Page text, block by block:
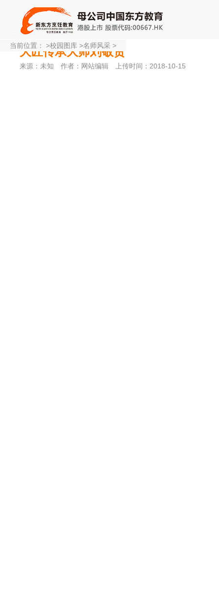
大匠传承大师刘敬贤
来源：未知 作者：网站编辑 上传时间：2018-10-15
当前位置： >校园图库 >名师风采 >